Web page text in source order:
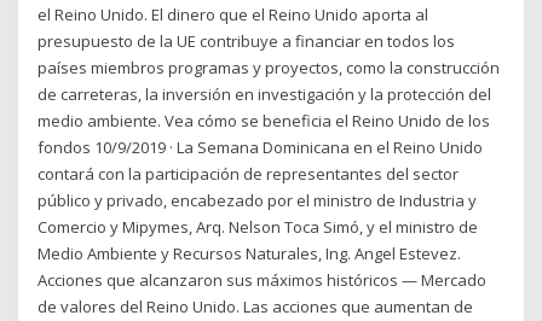
el Reino Unido. El dinero que el Reino Unido aporta al
presupuesto de la UE contribuye a financiar en todos los
países miembros programas y proyectos, como la construcción
de carreteras, la inversión en investigación y la protección del
medio ambiente. Vea cómo se beneficia el Reino Unido de los
fondos 10/9/2019 · La Semana Dominicana en el Reino Unido
contará con la participación de representantes del sector
público y privado, encabezado por el ministro de Industria y
Comercio y Mipymes, Arq. Nelson Toca Simó, y el ministro de
Medio Ambiente y Recursos Naturales, Ing. Angel Estevez.
Acciones que alcanzaron sus máximos históricos — Mercado
de valores del Reino Unido. Las acciones que aumentan de